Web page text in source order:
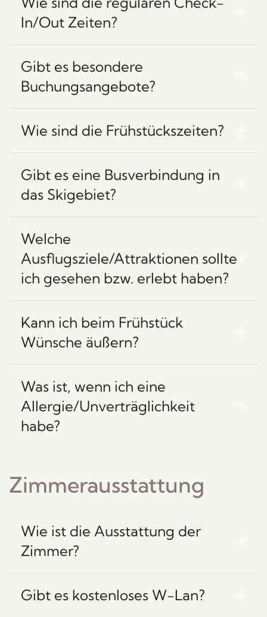
In/Out Zeiten?
Gibt es besondere
Buchungsangebote?
Wie sind die Frühstückszeiten?
Gibt es eine Busverbindung in
das Skigebiet?
Welche
Ausflugsziele/Attraktionen sollte
ich gesehen bzw. erlebt haben?
Kann ich beim Frühstück
Wünsche äußern?
Was ist, wenn ich eine
Allergie/Unverträglichkeit
habe?
Zimmerausstattung
Wie ist die Ausstattung der
Zimmer?
Gibt es kostenloses W-Lan?